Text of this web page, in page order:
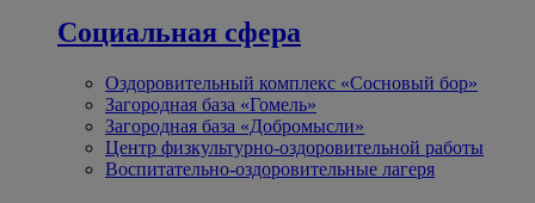
Социальная сфера
Оздоровительный комплекс «Сосновый бор»
Загородная база «Гомель»
Загородная база «Добромысли»
Центр физкультурно-оздоровительной работы
Воспитательно-оздоровительные лагеря